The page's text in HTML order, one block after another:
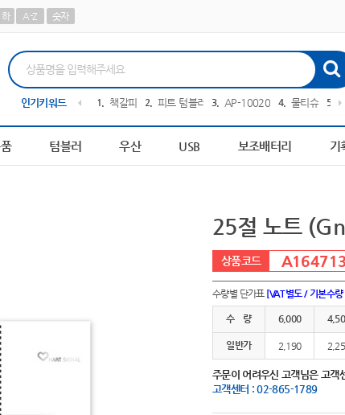
하 A-Z 숫자
인기키워드
10 파스텔 칫솔 책갈피 피트 텀블러 AP-100209 물티슈
텀블러 우산 USB 보조배터리 기
25절 노트
A164713
수량별 단가표 [VAT별도 / 기본수
수 량 6,000
일반가 2,190
주문이 어려우신 고객님은 고객
고객센터 : 02-865-1789